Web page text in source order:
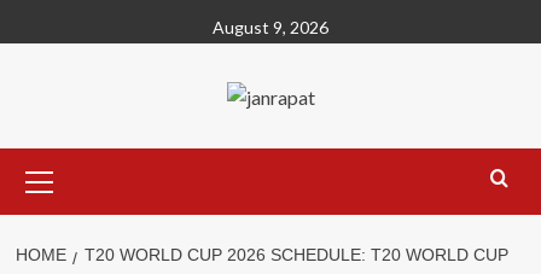
to
August 9, 2026
Menu
HOME
T20 WORLD CUP 2026 SCHEDULE: T20 WORLD CUP